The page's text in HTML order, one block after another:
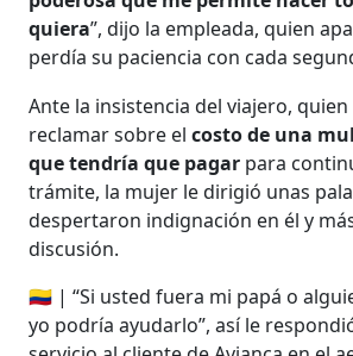
quiera”, dijo la empleada, quien
perdía su paciencia con cada
Ante la insistencia del viajero,
reclamar sobre elcosto de una
que tendría que pagar para
trámite, la mujer le dirigió unas
despertaron indignación en él y
discusión.
🇨🇴 | “Si usted fuera mi papá o
yo podría ayudarlo”, así le